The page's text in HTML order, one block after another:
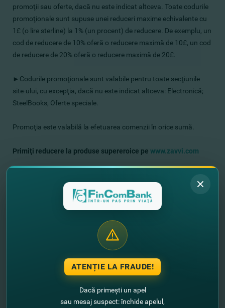
promoţii sau oferte, dacă nu este indicat altceva. Toate codurile
promoţionale sunt supuse unei reduceri maxime echivalente cu
1£ (o lire sterline) la 1% (un procent) de reducere. De exemplu, un
cod de reducere de 10% oferă o reducere maximă de 10£, un cod
de reducere de 20% oferă o reducere maximă de 20£.
► Codurile promoţionale sunt valabile pentru toate secţiunile
site-ului, cu excepţia, dacă nu este indicat altceva: Electronică;
SteelBooks, Oferte speciale.
Promoţia este valabilă la efetuarea comenzii în orice sumă.
Primiţi reducere la produse supereroice pe www.zavvi.com
www.zavvi.com/articles/terms-conditions.list
Încă nu ai un card Mastercard de la FinComBank? Atunci,
Vreai să afli despre toate ofertele
speciale Mastercard?DETALII
ATENȚIE LA FRAUDE!
Dacă primești un apel
sau mesaj suspect: închide apelul,